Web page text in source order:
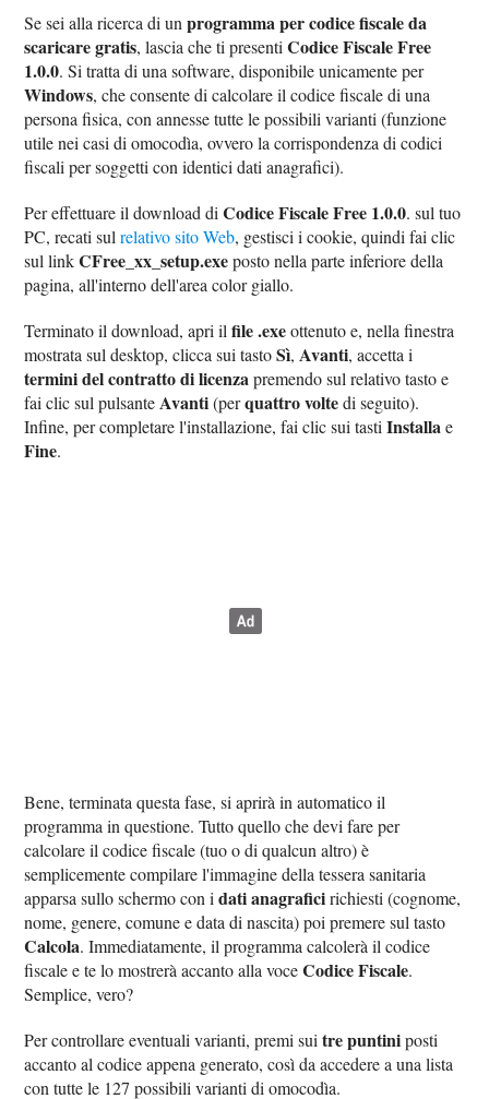
Se sei alla ricerca di unprogramma per codice fiscale da
scaricare gratis, lascia che ti presentiCodice Fiscale Free
1.0.0. Si tratta di una software, disponibile unicamente per
Windows, che consente di calcolare il codice fiscale di una
persona fisica, con annesse tutte le possibili varianti (funzione
utile nei casi di omocodìa, ovvero la corrispondenza di codici
fiscali per soggetti con identici dati anagrafici).
Per effettuare il download diCodice Fiscale Free 1.0.0. sul tuo
PC, recati sulrelativo sito Web, gestisci i cookie, quindi fai clic
sul linkCFree_xx_setup.exeposto nella parte inferiore della
pagina, all'interno dell'area color giallo.
Terminato il download, apri ilfile .exeottenuto e, nella finestra
mostrata sul desktop, clicca sui tastoSì, Avanti, accetta i
termini del contratto di licenza premendo sul relativo tasto e
fai clic sul pulsante Avanti(perquattro voltedi seguito).
Infine, per completare l'installazione, fai clic sui tastiInstalla e
Fine.
Bene, terminata questa fase, si aprirà in automatico il
programma in questione. Tutto quello che devi fare per
calcolare il codice fiscale (tuo o di qualcun altro) è
semplicemente compilare l'immagine della tessera sanitaria
apparsa sullo schermo con idati anagraficirichiesti (cognome,
nome, genere, comune e data di nascita) poi premere sul tasto
Calcola. Immediatamente, il programma calcolerà il codice
fiscale e te lo mostrerà accanto alla voceCodice Fiscale.
Semplice, vero?
Per controllare eventuali varianti, premi suitre puntiniposti
accanto al codice appena generato, così da accedere a una lista
con tutte le 127 possibili varianti di omocodìa.